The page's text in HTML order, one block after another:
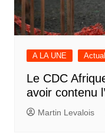
A LA UNE
Le CDC
avoir contenu
Martin Levalois